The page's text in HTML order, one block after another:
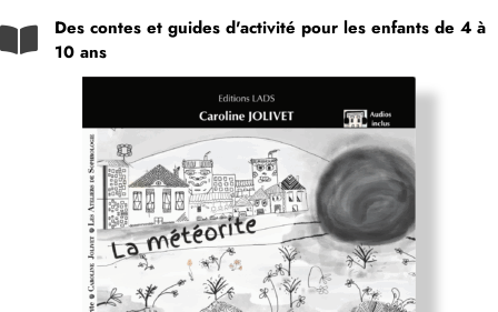
Des contes et guides d'activité pour les enfants de 4 à
10 ans